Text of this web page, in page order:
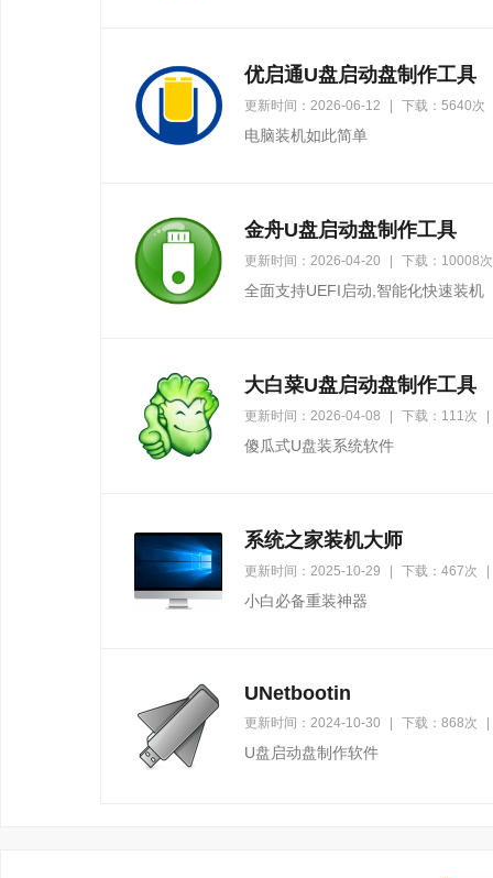
优启通U盘启动盘制作工具
更新时间：2026-06-12 下载：5640次
电脑装机如此简单
金舟U盘启动盘制作工具
更新时间：2026-04-20 下载：10008次
全面支持UEFI启动,智能化快速装机
大白菜U盘启动盘制作工具
更新时间：2026-04-08 下载：111次
傻瓜式U盘装系统软件
系统之家装机大师
更新时间：2025-10-29 下载：467次
小白必备重装神器
UNetbootin
更新时间：2024-10-30 下载：868次
U盘启动盘制作软件